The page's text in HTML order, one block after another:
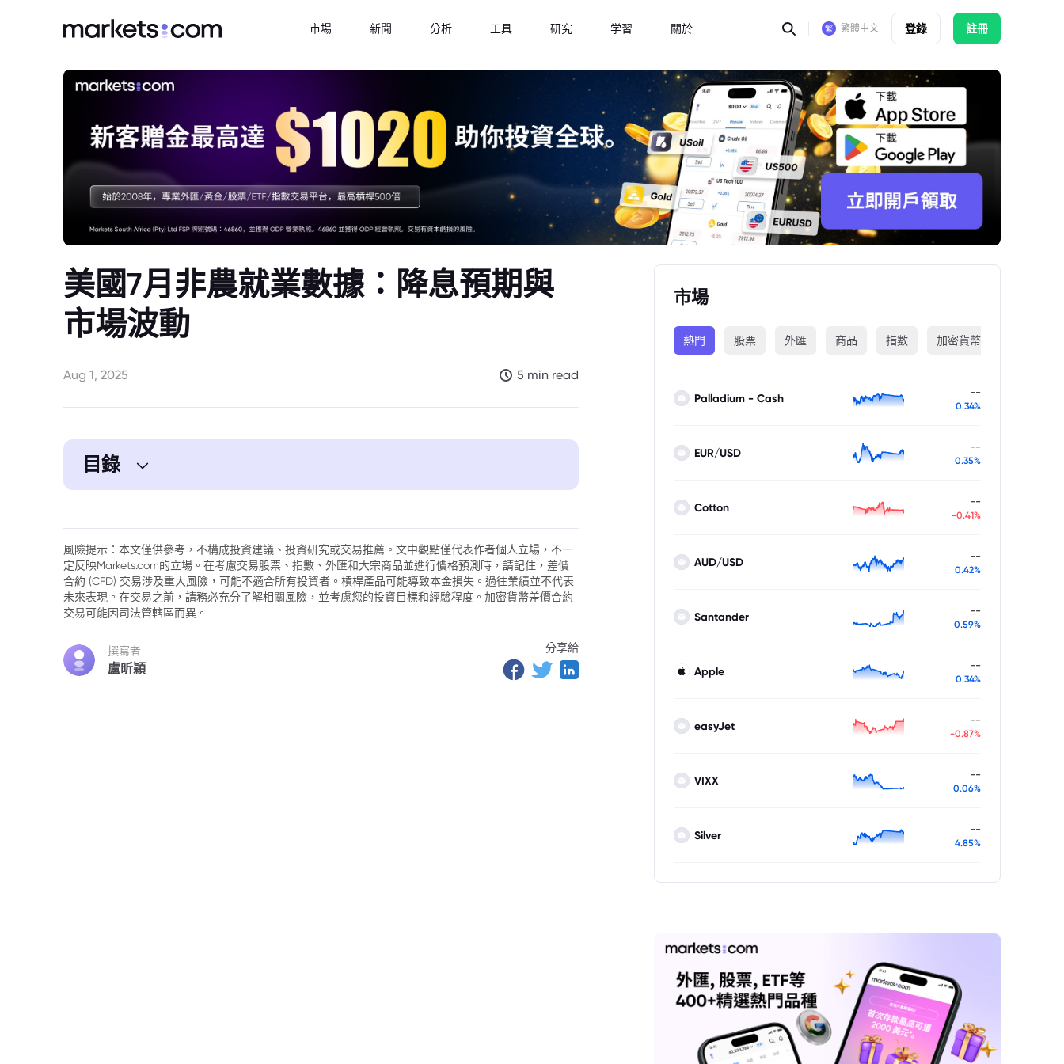
市場 新聞 分析 工具 研究 学習 關於 繁體中文 登錄 註冊
美國7月非農就業數據：降息預期與
市場波動
Aug 1, 2025 5 min read
目錄
3. 降息預期升溫
4. 未來通膨數據的影響
6. 對股票市場的影響
風險提示：本文僅供參考，不構成投資建議、投資研究或交易推薦。文中觀點僅代表作者個人立場，不一
定反映Markets.com的立場。在考慮交易股票、指數、外匯和大宗商品並進行價格預測時，請記住，差價
合約 (CFD) 交易涉及重大風險，可能不適合所有投資者。槓桿產品可能導致本金損失。過往業績並不代表
未來表現。在交易之前，請務必充分了解相關風險，並考慮您的投資目標和經驗程度。加密貨幣差價合約
交易可能因司法管轄區而異。
撰寫者
盧昕穎
分享給
市場
熱門 股票 外匯 商品 指數 加密貨幣
Palladium - Cash --
0.34%
EUR/USD --
0.35%
Cotton --
-0.41%
AUD/USD --
0.42%
Santander --
0.59%
Apple --
0.34%
easyJet --
-0.87%
VIXX --
0.06%
Silver --
4.85%